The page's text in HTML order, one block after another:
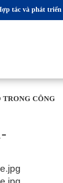
tác và phát triển
CÔNG